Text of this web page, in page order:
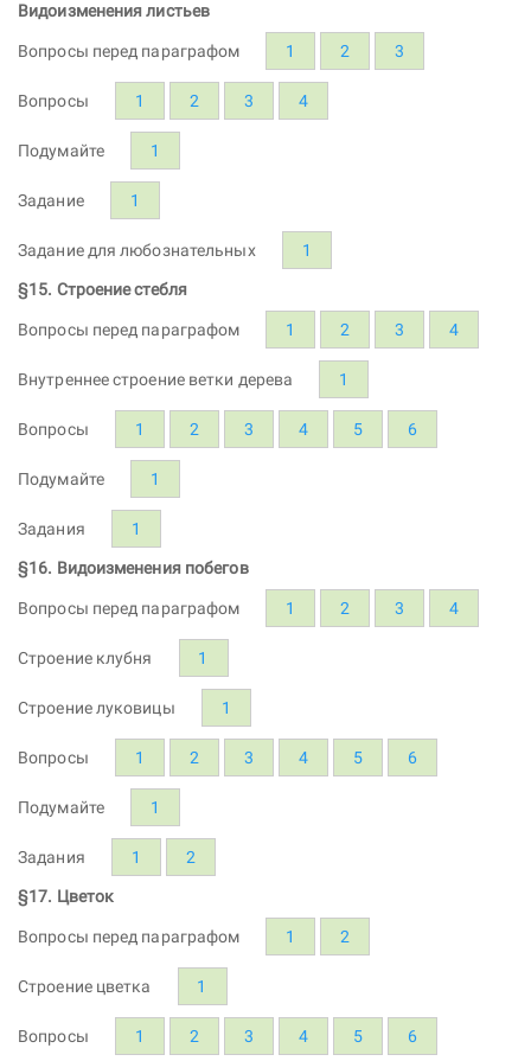
Видоизменения листьев
Вопросы перед параграфом 1 2 3
Вопросы 1 2 3 4
Подумайте 1
Задание 1
Задание для любознательных 1
§15. Строение стебля
Вопросы перед параграфом 1 2 3 4
Внутреннее строение ветки дерева 1
Вопросы 1 2 3 4 5 6
Подумайте 1
Задания 1
§16. Видоизменения побегов
Вопросы перед параграфом 1 2 3 4
Строение клубня 1
Строение луковицы 1
Вопросы 1 2 3 4 5 6
Подумайте 1
Задания 1 2
§17. Цветок
Вопросы перед параграфом 1 2
Строение цветка 1
Вопросы 1 2 3 4 5 6